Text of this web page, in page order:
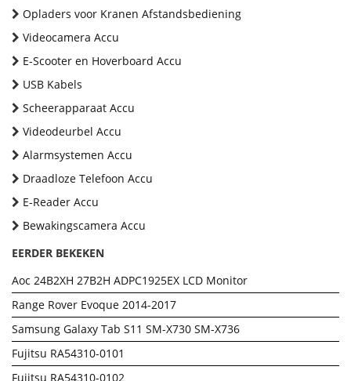
Opladers voor Kranen Afstandsbediening
Videocamera Accu
E-Scooter en Hoverboard Accu
USB Kabels
Scheerapparaat Accu
Videodeurbel Accu
Alarmsystemen Accu
Draadloze Telefoon Accu
E-Reader Accu
Bewakingscamera Accu
EERDER BEKEKEN
Aoc 24B2XH 27B2H ADPC1925EX LCD Monitor
Range Rover Evoque 2014-2017
Samsung Galaxy Tab S11 SM-X730 SM-X736
Fujitsu RA54310-0101
Fujitsu RA54310-0102